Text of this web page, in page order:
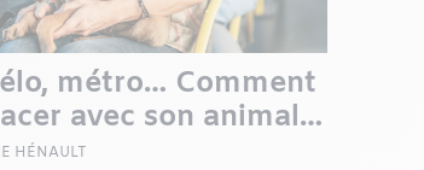
métro… Comment
avec son animal
?
HÉNAULT